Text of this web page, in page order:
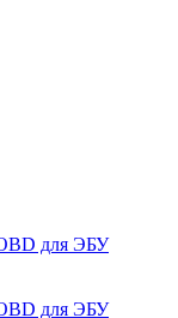
для ЭБУ
для ЭБУ